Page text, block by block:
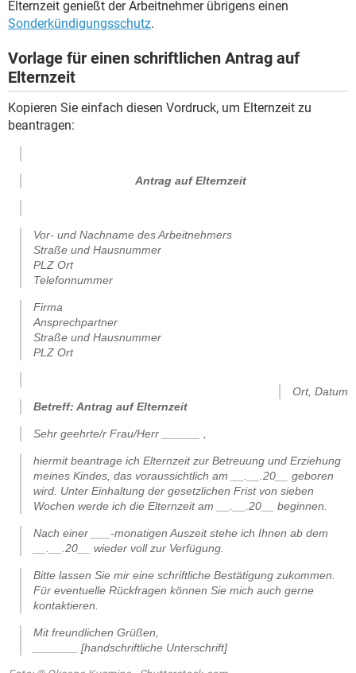
Elternzeit genießt der Arbeitnehmer übrigens einen
Sonderkündigungsschutz.
Vorlage für einen schriftlichen Antrag auf
Elternzeit
Kopieren Sie einfach diesen Vordruck, um Elternzeit zu
beantragen:
Antrag auf Elternzeit
Vor- und Nachname des Arbeitnehmers
Straße und Hausnummer
PLZ Ort
Telefonnummer
Firma
Ansprechpartner
Straße und Hausnummer
PLZ Ort
Ort, Datum
Betreff: Antrag auf Elternzeit
Sehr geehrte/r Frau/Herr ______ ,
hiermit beantrage ich Elternzeit zur Betreuung und Erziehung
meines Kindes, das voraussichtlich am __.__.20__ geboren
wird. Unter Einhaltung der gesetzlichen Frist von sieben
Wochen werde ich die Elternzeit am __.__.20__ beginnen.
Nach einer ___-monatigen Auszeit stehe ich Ihnen ab dem
__.__.20__ wieder voll zur Verfügung.
Bitte lassen Sie mir eine schriftliche Bestätigung zukommen.
Für eventuelle Rückfragen können Sie mich auch gerne
kontaktieren.
Mit freundlichen Grüßen,
_______ [handschriftliche Unterschrift]